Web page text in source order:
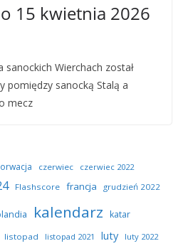
15 kwietnia 2026
sanockich Wierchach został
pomiędzy sanocką Stalą a
mecz
czerwiec
czerwiec 2022
Flashscore francja grudzień 2022
kalendarz katar
listopad listopad 2021 luty
luty 2022